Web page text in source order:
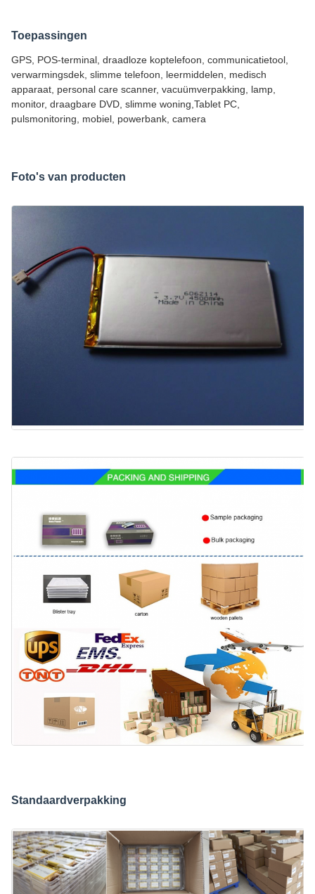
Toepassingen
GPS, POS-terminal, draadloze koptelefoon, communicatietool,
verwarmingsdek, slimme telefoon, leermiddelen, medisch
apparaat, personal care scanner, vacuümverpakking, lamp,
monitor, draagbare DVD, slimme woning,Tablet PC,
pulsmonitoring, mobiel, powerbank, camera
Foto's van producten
Standaardverpakking